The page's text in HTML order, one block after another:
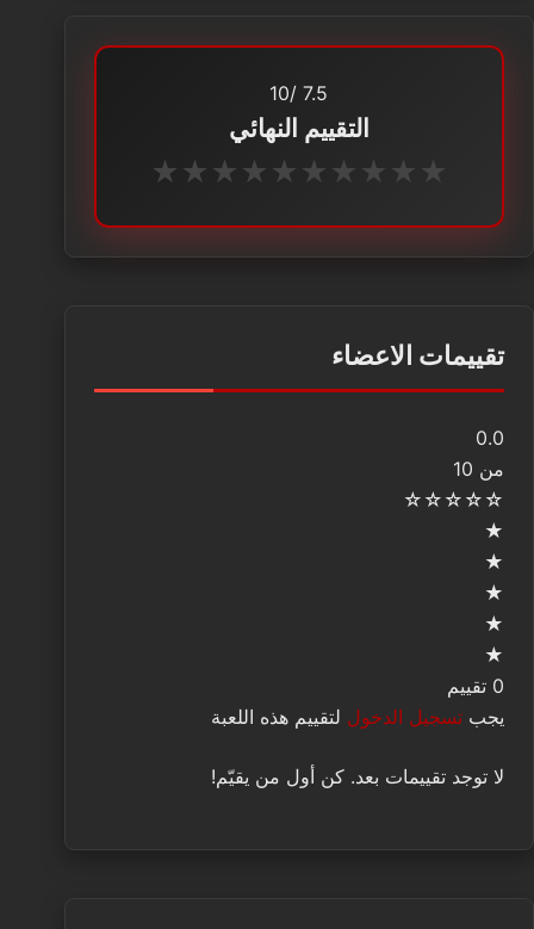
7.5
/10
التقييم النهائي
★
★
★
★
★
★
★
★
★
★
تقييمات الاعضاء
0.0
من 10
☆
☆
☆
☆
☆
★
★
★
★
★
0 تقييم
يجب تسجيل الدخول لتقييم هذه اللعبة
لا توجد تقييمات بعد. كن أول من يقيّم!